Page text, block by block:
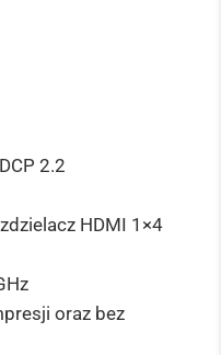
2.2
HDMI 1×4
oraz bez